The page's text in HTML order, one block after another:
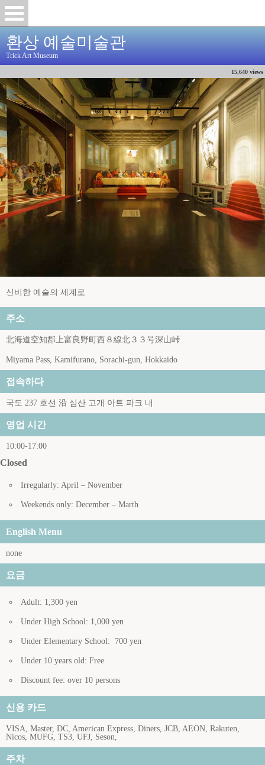
환상 예술미술관
Trick Art Museum
15,640 views
신비한 예술의 세계로
주소
北海道空知郡上富良野町西８線北３３号深山峠
Miyama Pass, Kamifurano, Sorachi-gun, Hokkaido
접속하다
국도 237 호선 沿 심산 고개 아트 파크 내
영업 시간
10:00-17:00
Closed
Irregularly: April – November
Weekends only: December – Marth
English Menu
none
요금
Adult: 1,300 yen
Under High School: 1,000 yen
Under Elementary School: 700 yen
Under 10 years old: Free
Discount fee: over 10 persons
신용 카드
VISA, Master, DC, American Express, Diners, JCB, AEON, Rakuten,
Nicos, MUFG, TS3, UFJ, Seson,
주차